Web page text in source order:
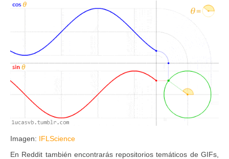
Imagen: IFLScience
En Reddit también encontrarás repositorios temáticos de GIFs,